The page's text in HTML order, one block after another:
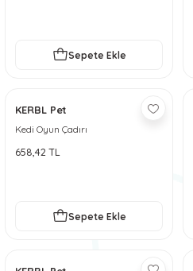
Sepete Ekle
KERBL Pet
Kedi Oyun Çadırı
658,42 TL
Sepete Ekle